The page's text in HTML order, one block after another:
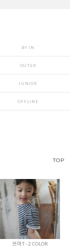
BY IN
OUTER
JUNIOR
OFFLINE
TOP
브아 T - 2 COLOR